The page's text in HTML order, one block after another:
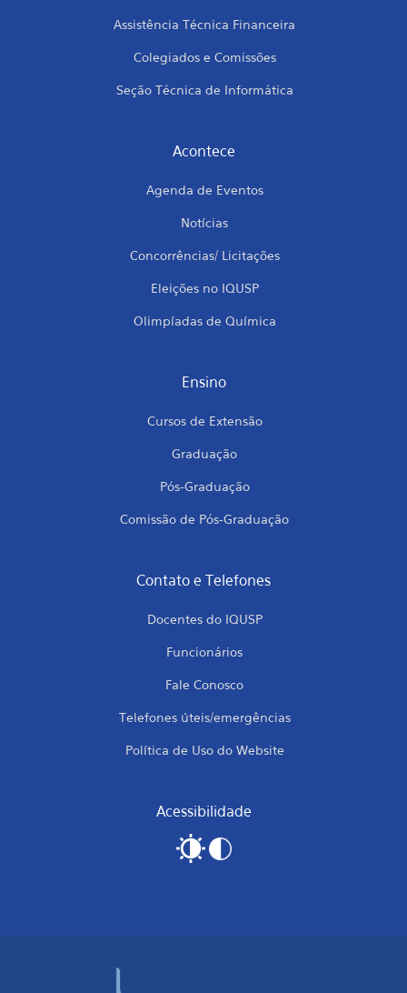
Assistência Técnica Financeira
Colegiados e Comissões
Seção Técnica de Informática
Acontece
Agenda de Eventos
Notícias
Concorrências/ Licitações
Eleições no IQUSP
Olimpíadas de Química
Ensino
Cursos de Extensão
Graduação
Pós-Graduação
Comissão de Pós-Graduação
Contato e Telefones
Docentes do IQUSP
Funcionários
Fale Conosco
Telefones úteis/emergências
Política de Uso do Website
Acessibilidade